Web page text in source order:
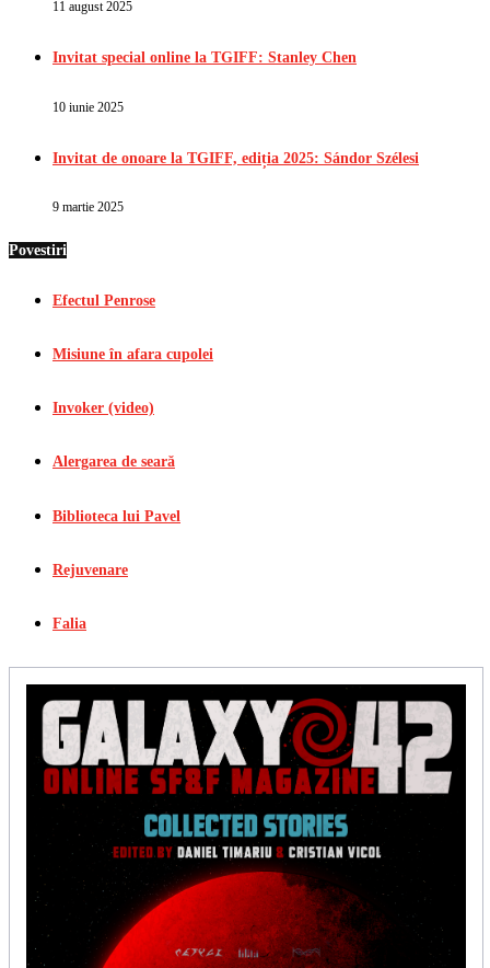
11 august 2025
Invitat special online la TGIFF: Stanley Chen
10 iunie 2025
Invitat de onoare la TGIFF, ediția 2025: Sándor Szélesi
9 martie 2025
Povestiri
Efectul Penrose
Misiune în afara cupolei
Invoker (video)
Alergarea de seară
Biblioteca lui Pavel
Rejuvenare
Falia